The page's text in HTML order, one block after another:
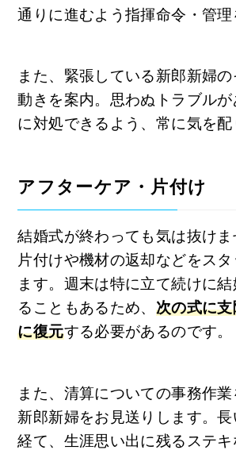
通りに進むよう指揮命令・管理
また、緊張している新郎新婦
動きを案内。思わぬトラブル
に対処できるよう、常に気を配
アフターケア・片付け
結婚式が終わっても気は抜け
片付けや機材の返却などをス
ます。週末は特に立て続けに
ることもあるため、 次の式に
に復元する必要があるのです。
また、清算についての事務作
新郎新婦をお見送りします。
経て、生涯思い出に残るステ